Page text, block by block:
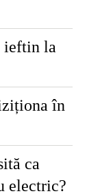
ieftin la
în
ca
electric?